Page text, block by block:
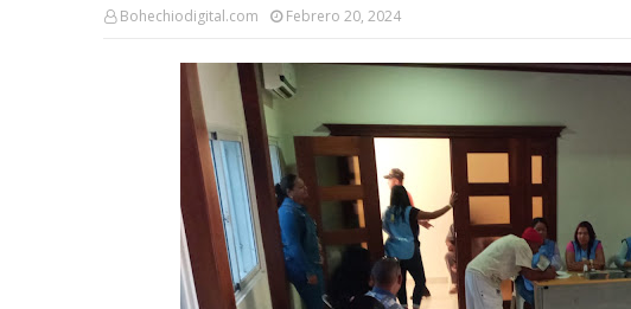
Bohechiodigital.com Febrero 20, 2024